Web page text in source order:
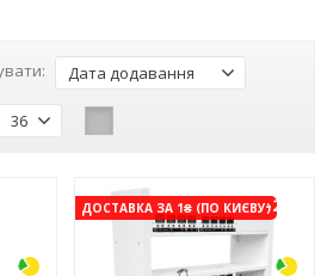
Дата додавання
36
ДОСТАВКА ЗА 1₴ (ПО КИЄВУ)-21%